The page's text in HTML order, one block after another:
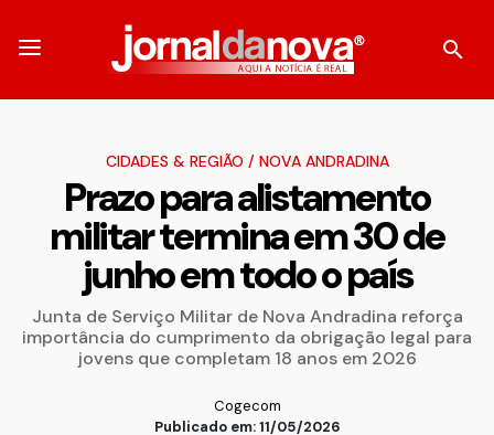
CIDADES & REGIÃO / NOVA ANDRADINA
Prazo para alistamento
militar termina em 30 de
junho em todo o país
Junta de Serviço Militar de Nova Andradina reforça
importância do cumprimento da obrigação legal para
jovens que completam 18 anos em 2026
Cogecom
Publicado em: 11/05/2026